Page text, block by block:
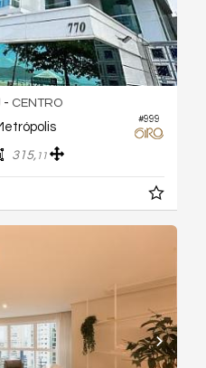
#999
- CENTRO
315, 11